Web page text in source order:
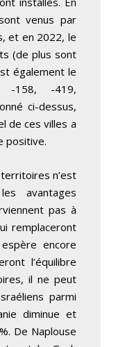
venus par
et en 2022, le
(de plus sont
également le
158, -419,
ci-dessus,
de ces villes a
positive.
n’est
avantages
pas à
remplaceront
encore
l’équilibre
il ne peut
parmi
diminue et
De Naplouse